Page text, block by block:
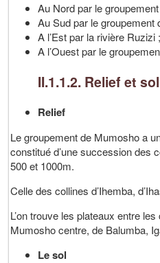
Au Nord par le
Au Sud par le groupement
A l’Est par la rivière Ruzizi ;
A l’Ouest par le
II.1.1.2. Relief et sol
Relief
Le groupement de Mumosho a
constitué d’une succession des
500 et 1000m.
Celle des collines d’Ihemba,
L’on trouve les plateaux entre
Mumosho centre, de Balumba,
Le sol